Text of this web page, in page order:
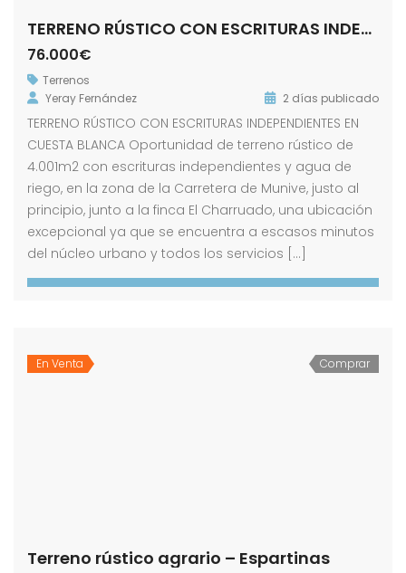
TERRENO RÚSTICO CON ESCRITURAS INDEPENDIENTES EN CUESTA BLANCA
76.000€
Terrenos
Yeray Fernández
2 días publicado
TERRENO RÚSTICO CON ESCRITURAS INDEPENDIENTES EN
CUESTA BLANCA Oportunidad de terreno rústico de
4.001m2 con escrituras independientes y agua de
riego, en la zona de la Carretera de Munive, justo al
principio, junto a la finca El Charruado, una ubicación
excepcional ya que se encuentra a escasos minutos
del núcleo urbano y todos los servicios […]
En Venta Comprar
Terreno rústico agrario – Espartinas